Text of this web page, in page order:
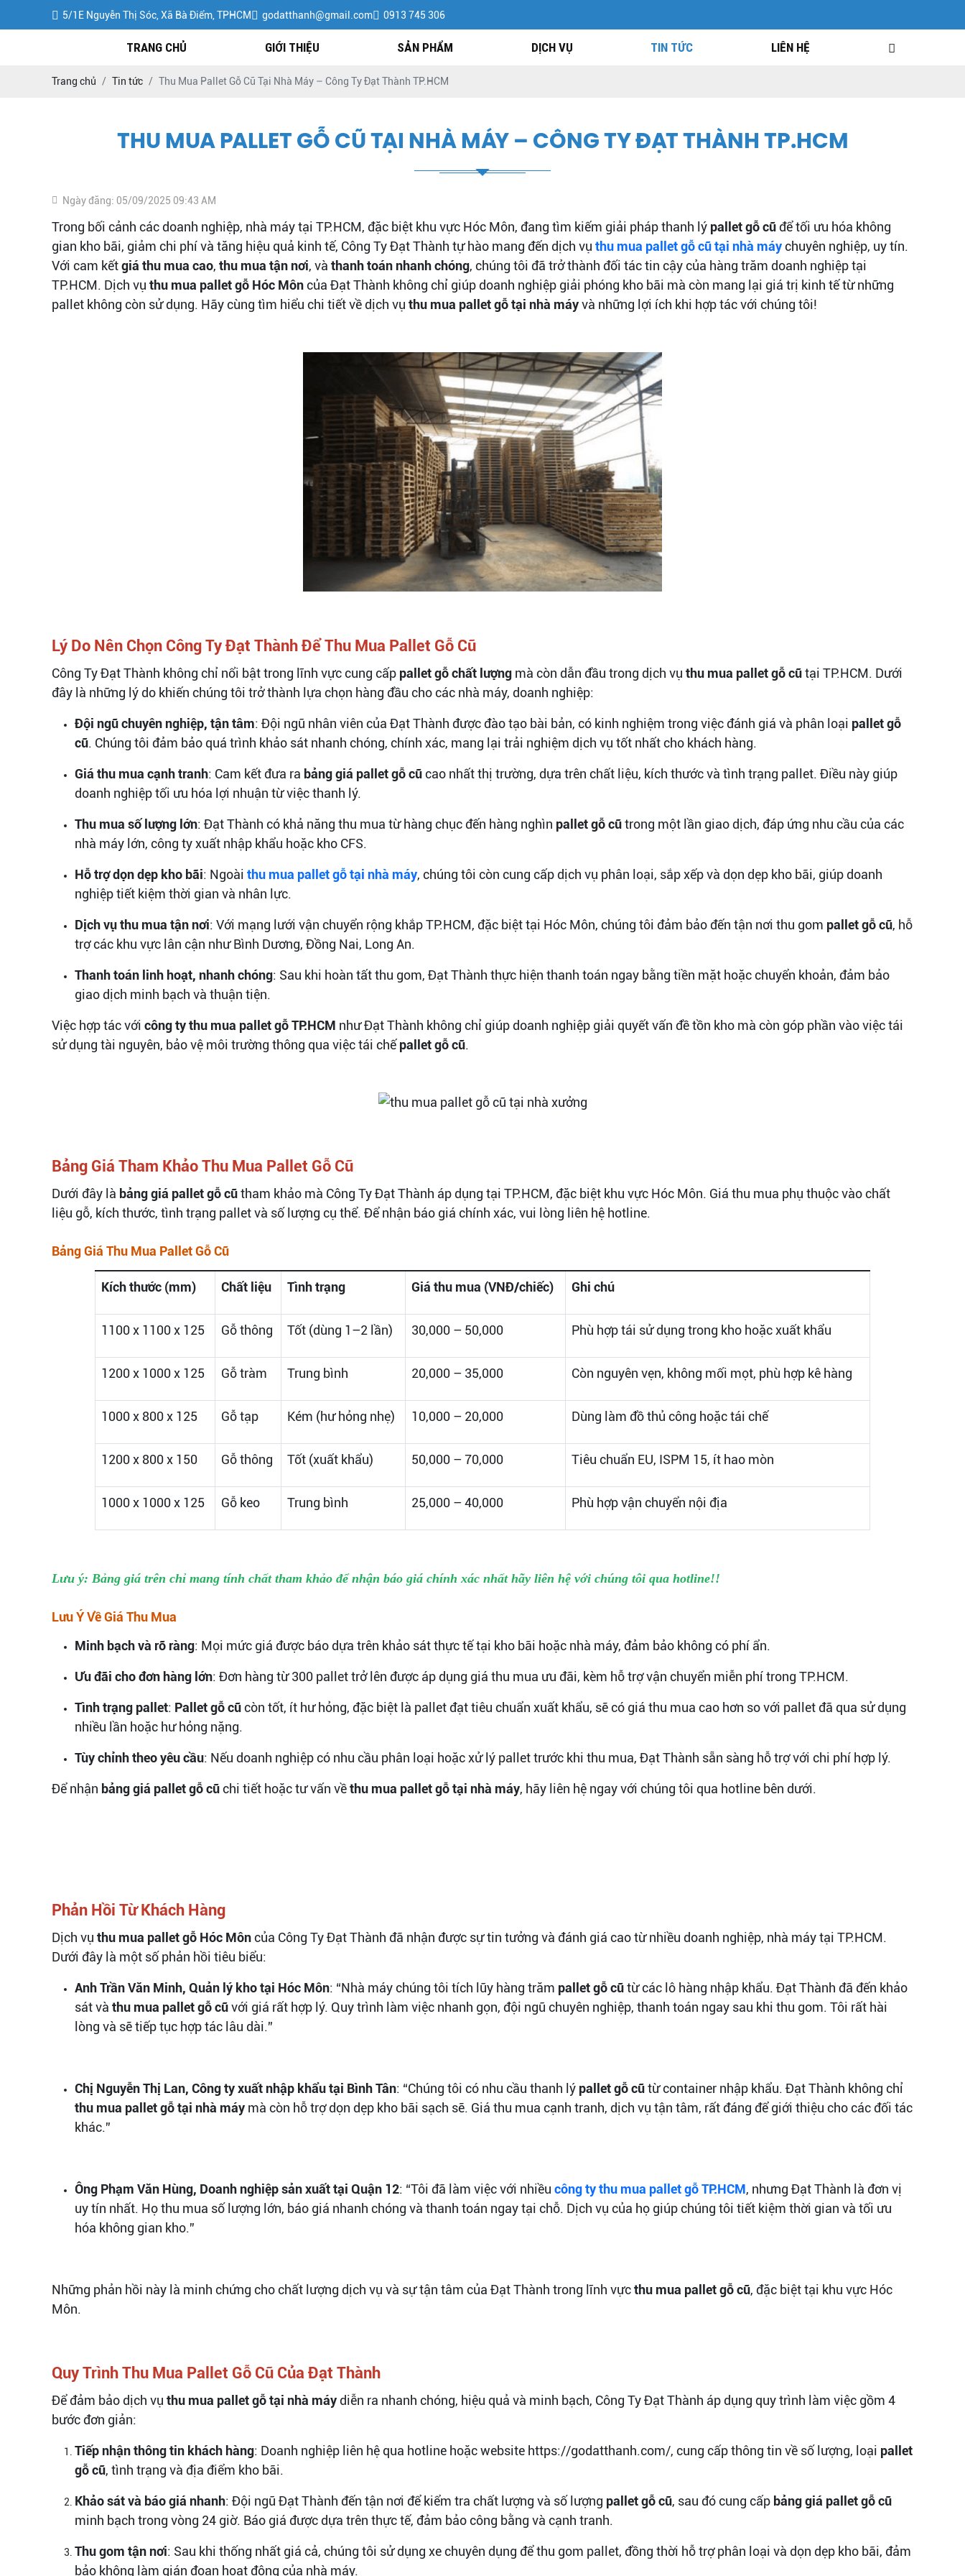
5/1E Nguyễn Thị Sóc, Xã Bà Điểm, TPHCM godatthanh@gmail.com 0913 745 306
TRANG CHỦ GIỚI THIỆU SẢN PHẨM DỊCH VỤ TIN TỨC LIÊN HỆ
Trang chủ Tin tức Thu Mua Pallet Gỗ Cũ Tại Nhà Máy – Công Ty Đạt Thành TP.HCM
THU MUA PALLET GỖ CŨ TẠI NHÀ MÁY – CÔNG TY ĐẠT THÀNH TP.HCM
Ngày đăng: 05/09/2025 09:43 AM
Trong bối cảnh các doanh nghiệp, nhà máy tại TP.HCM, đặc biệt khu vực Hóc Môn, đang tìm kiếm giải pháp thanh lý pallet gỗ cũđể tối ưu hóa không
gian kho bãi, giảm chi phí và tăng hiệu quả kinh tế, Công Ty Đạt Thành tự hào mang đến dịch vụ thu mua pallet gỗ cũ tại nhà máychuyên nghiệp, uy tín.
Với cam kếtgiá thu mua cao, thu mua tận nơi, và thanh toán nhanh chóng, chúng tôi đã trở thành đối tác tin cậy của hàng trăm doanh nghiệp tại
TP.HCM. Dịch vụ thu mua pallet gỗ Hóc Môncủa Đạt Thành không chỉ giúp doanh nghiệp giải phóng kho bãi mà còn mang lại giá trị kinh tế từ những
pallet không còn sử dụng. Hãy cùng tìm hiểu chi tiết về dịch vụ thu mua pallet gỗ tại nhà máyvà những lợi ích khi hợp tác với chúng tôi!
Lý Do Nên Chọn Công Ty Đạt Thành Để Thu Mua Pallet Gỗ Cũ
Công Ty Đạt Thành không chỉ nổi bật trong lĩnh vực cung cấp pallet gỗ chất lượng mà còn dẫn đầu trong dịch vụ thu mua pallet gỗ cũtại TP.HCM. Dưới
đây là những lý do khiến chúng tôi trở thành lựa chọn hàng đầu cho các nhà máy, doanh nghiệp:
Đội ngũ chuyên nghiệp, tận tâm: Đội ngũ nhân viên của Đạt Thành được đào tạo bài bản, có kinh nghiệm trong việc đánh giá và phân loại pallet gỗ
cũ. Chúng tôi đảm bảo quá trình khảo sát nhanh chóng, chính xác, mang lại trải nghiệm dịch vụ tốt nhất cho khách hàng.
Giá thu mua cạnh tranh: Cam kết đưa ra bảng giá pallet gỗ cũcao nhất thị trường, dựa trên chất liệu, kích thước và tình trạng pallet. Điều này giúp
doanh nghiệp tối ưu hóa lợi nhuận từ việc thanh lý.
Thu mua số lượng lớn: Đạt Thành có khả năng thu mua từ hàng chục đến hàng nghìn pallet gỗ cũtrong một lần giao dịch, đáp ứng nhu cầu của các
nhà máy lớn, công ty xuất nhập khẩu hoặc kho CFS.
Hỗ trợ dọn dẹp kho bãi: Ngoài thu mua pallet gỗ tại nhà máy, chúng tôi còn cung cấp dịch vụ phân loại, sắp xếp và dọn dẹp kho bãi, giúp doanh
nghiệp tiết kiệm thời gian và nhân lực.
Dịch vụ thu mua tận nơi: Với mạng lưới vận chuyển rộng khắp TP.HCM, đặc biệt tại Hóc Môn, chúng tôi đảm bảo đến tận nơi thu gom pallet gỗ cũ, hỗ
trợ các khu vực lân cận như Bình Dương, Đồng Nai, Long An.
Thanh toán linh hoạt, nhanh chóng: Sau khi hoàn tất thu gom, Đạt Thành thực hiện thanh toán ngay bằng tiền mặt hoặc chuyển khoản, đảm bảo
giao dịch minh bạch và thuận tiện.
Việc hợp tác với công ty thu mua pallet gỗ TP.HCM như Đạt Thành không chỉ giúp doanh nghiệp giải quyết vấn đề tồn kho mà còn góp phần vào việc tái
sử dụng tài nguyên, bảo vệ môi trường thông qua việc tái chếpallet gỗ cũ.
Bảng Giá Tham Khảo Thu Mua Pallet Gỗ Cũ
Dưới đây là bảng giá pallet gỗ cũtham khảo mà Công Ty Đạt Thành áp dụng tại TP.HCM, đặc biệt khu vực Hóc Môn. Giá thu mua phụ thuộc vào chất
liệu gỗ, kích thước, tình trạng pallet và số lượng cụ thể. Để nhận báo giá chính xác, vui lòng liên hệ hotline.
Bảng Giá Thu Mua Pallet Gỗ Cũ
Kích thước (mm) Chất liệu Tình trạng Giá thu mua (VNĐ/chiếc) Ghi chú
1100 x 1100 x 125 Gỗ thông Tốt (dùng 1–2 lần) 30,000 – 50,000 Phù hợp tái sử dụng trong kho hoặc xuất khẩu
1200 x 1000 x 125 Gỗ tràm Trung bình 20,000 – 35,000 Còn nguyên vẹn, không mối mọt, phù hợp kê hàng
1000 x 800 x 125 Gỗ tạp Kém (hư hỏng nhẹ) 10,000 – 20,000 Dùng làm đồ thủ công hoặc tái chế
1200 x 800 x 150 Gỗ thông Tốt (xuất khẩu) 50,000 – 70,000 Tiêu chuẩn EU, ISPM 15, ít hao mòn
1000 x 1000 x 125 Gỗ keo Trung bình 25,000 – 40,000 Phù hợp vận chuyển nội địa
Lưu ý: Bảng giá trên chỉ mang tính chất tham khảo để nhận báo giá chính xác nhất hãy liên hệ với chúng tôi qua hotline!!
Lưu Ý Về Giá Thu Mua
Minh bạch và rõ ràng: Mọi mức giá được báo dựa trên khảo sát thực tế tại kho bãi hoặc nhà máy, đảm bảo không có phí ẩn.
Ưu đãi cho đơn hàng lớn: Đơn hàng từ 300 pallet trở lên được áp dụng giá thu mua ưu đãi, kèm hỗ trợ vận chuyển miễn phí trong TP.HCM.
Tình trạng pallet: Pallet gỗ cũcòn tốt, ít hư hỏng, đặc biệt là pallet đạt tiêu chuẩn xuất khẩu, sẽ có giá thu mua cao hơn so với pallet đã qua sử dụng
nhiều lần hoặc hư hỏng nặng.
Tùy chỉnh theo yêu cầu: Nếu doanh nghiệp có nhu cầu phân loại hoặc xử lý pallet trước khi thu mua, Đạt Thành sẵn sàng hỗ trợ với chi phí hợp lý.
Để nhận bảng giá pallet gỗ cũchi tiết hoặc tư vấn vềthu mua pallet gỗ tại nhà máy, hãy liên hệ ngay với chúng tôi qua hotline bên dưới.
Phản Hồi Từ Khách Hàng
Dịch vụ thu mua pallet gỗ Hóc Môncủa Công Ty Đạt Thành đã nhận được sự tin tưởng và đánh giá cao từ nhiều doanh nghiệp, nhà máy tại TP.HCM.
Dưới đây là một số phản hồi tiêu biểu:
Anh Trần Văn Minh, Quản lý kho tại Hóc Môn: “Nhà máy chúng tôi tích lũy hàng trăm pallet gỗ cũtừ các lô hàng nhập khẩu. Đạt Thành đã đến khảo
sát và thu mua pallet gỗ cũvới giá rất hợp lý. Quy trình làm việc nhanh gọn, đội ngũ chuyên nghiệp, thanh toán ngay sau khi thu gom. Tôi rất hài
lòng và sẽ tiếp tục hợp tác lâu dài.”
Chị Nguyễn Thị Lan, Công ty xuất nhập khẩu tại Bình Tân: “Chúng tôi có nhu cầu thanh lý pallet gỗ cũtừ container nhập khẩu. Đạt Thành không chỉ
thu mua pallet gỗ tại nhà máy mà còn hỗ trợ dọn dẹp kho bãi sạch sẽ. Giá thu mua cạnh tranh, dịch vụ tận tâm, rất đáng để giới thiệu cho các đối tác
khác.”
Ông Phạm Văn Hùng, Doanh nghiệp sản xuất tại Quận 12: “Tôi đã làm việc với nhiều công ty thu mua pallet gỗ TP.HCM, nhưng Đạt Thành là đơn vị
uy tín nhất. Họ thu mua số lượng lớn, báo giá nhanh chóng và thanh toán ngay tại chỗ. Dịch vụ của họ giúp chúng tôi tiết kiệm thời gian và tối ưu
hóa không gian kho.”
Những phản hồi này là minh chứng cho chất lượng dịch vụ và sự tận tâm của Đạt Thành trong lĩnh vựcthu mua pallet gỗ cũ, đặc biệt tại khu vực Hóc
Môn.
Quy Trình Thu Mua Pallet Gỗ Cũ Của Đạt Thành
Để đảm bảo dịch vụ thu mua pallet gỗ tại nhà máydiễn ra nhanh chóng, hiệu quả và minh bạch, Công Ty Đạt Thành áp dụng quy trình làm việc gồm 4
bước đơn giản:
Tiếp nhận thông tin khách hàng: Doanh nghiệp liên hệ qua hotline hoặc website https://godatthanh.com/, cung cấp thông tin về số lượng, loại pallet
gỗ cũ, tình trạng và địa điểm kho bãi.
Khảo sát và báo giá nhanh: Đội ngũ Đạt Thành đến tận nơi để kiểm tra chất lượng và số lượng pallet gỗ cũ, sau đó cung cấp bảng giá pallet gỗ cũ
minh bạch trong vòng 24 giờ. Báo giá được dựa trên thực tế, đảm bảo công bằng và cạnh tranh.
Thu gom tận nơi: Sau khi thống nhất giá cả, chúng tôi sử dụng xe chuyên dụng để thu gom pallet, đồng thời hỗ trợ phân loại và dọn dẹp kho bãi, đảm
bảo không làm gián đoạn hoạt động của nhà máy.